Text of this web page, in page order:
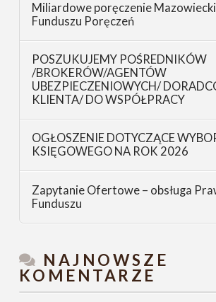
Miliardowe poręczenie
Funduszu Poręczeń
POSZUKUJEMY POŚREDNIKÓW
/BROKERÓW/AGENTÓW
UBEZPIECZENIOWYCH/
KLIENTA/ DO WSPÓŁPRACY
OGŁOSZENIE DOTYCZĄCE
KSIĘGOWEGO NA ROK 2026
Zapytanie Ofertowe – obsługa
Funduszu
NAJNOWSZE
KOMENTARZE